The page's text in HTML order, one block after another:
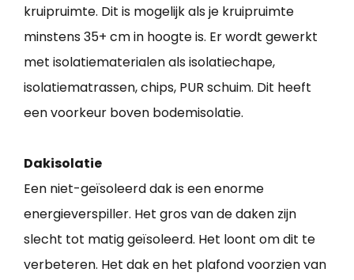
kruipruimte. Dit is mogelijk als je kruipruimte
minstens 35+ cm in hoogte is. Er wordt gewerkt
met isolatiematerialen als isolatiechape,
isolatiematrassen, chips, PUR schuim. Dit heeft
een voorkeur boven bodemisolatie.
Dakisolatie
Een niet-geïsoleerd dak is een enorme
energieverspiller. Het gros van de daken zijn
slecht tot matig geïsoleerd. Het loont om dit te
verbeteren. Het dak en het plafond voorzien van